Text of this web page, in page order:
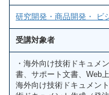
研究開発・商品開発・ ビ
受講対象者
・海外向け技術ドキュメ
書、サポート文書、Web
海外向け技術ドキュメン